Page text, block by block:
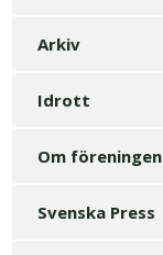
Arkiv
Idrott
Om föreningen
Svenska Press